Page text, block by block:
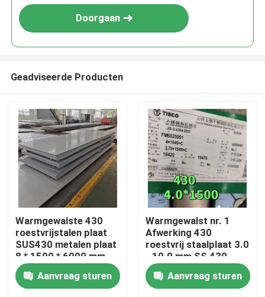
Doorgaan
Geadviseerde Producten
Warmgewalste 430
roestvrijstalen plaat
SUS430 metalen plaat
8 * 1500 * 6000 mm
met NO.1-oppervlak
Aanvraag sturen
Warmgewalst nr. 1
Afwerking 430
roestvrij staalplaat 3.0
- 10.0 mm SS 430
Plaat van TISCO
Aanvraag sturen